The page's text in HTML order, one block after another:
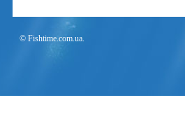
© Fishtime.com.ua.